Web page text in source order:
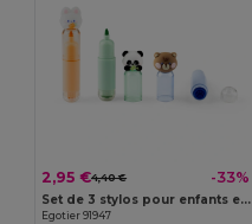
2,95 €4,40 € -33%
Set de 3 stylos pour enfants en ABS
Egotier 91947